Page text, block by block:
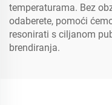
temperaturama. Bez
odaberete, pomoći
resonirati s ciljanom
brendiranja.